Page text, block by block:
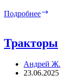
Подробнее
сделано?
Тракторы
Андрей Ж.
23.06.2025